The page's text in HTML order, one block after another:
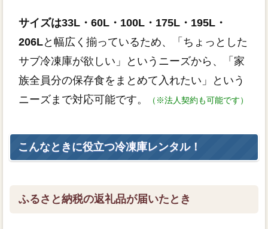
サイズは33L・60L・100L・175L・195L・
206Lと幅広く揃っているため、「ちょっとした
サブ冷凍庫が欲しい」というニーズから、「家
族全員分の保存食をまとめて入れたい」という
ニーズまで対応可能です。
（※法人契約も可能です）
こんなときに役立つ冷凍庫レンタル！
ふるさと納税の返礼品が届いたとき